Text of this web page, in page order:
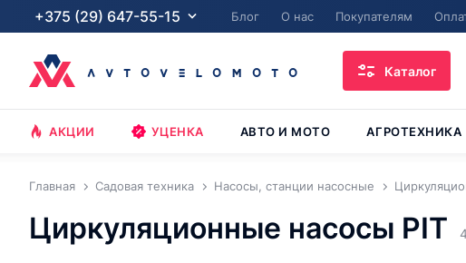
+375 (29) 647-55-15 Блог О нас Покупателям
Каталог
АКЦИИ УЦЕНКА АВТО И МОТО АГРОТЕХНИКА
Главная Садовая техника Насосы, станции насосные
Циркуляционные насосы PIT